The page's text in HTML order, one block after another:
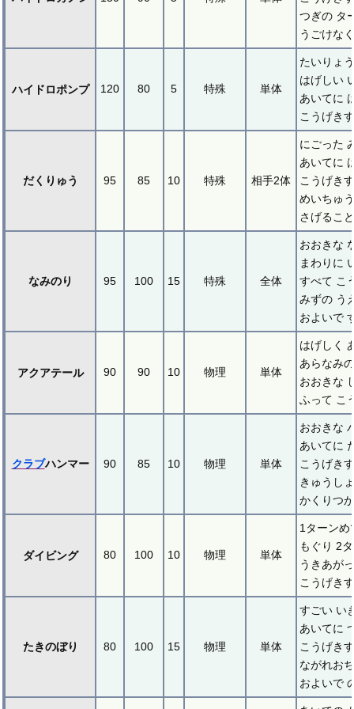
つぎの タ
うごけな
ハイドロポンプ 120 80 5 特殊 単体
たいりょ
はげしい
あいてに
こうげき
だくりゅう 95 85 10 特殊 相手2体
にごった
あいてに
こうげき
めいちゅ
さげるこ
なみのり 95 100 15 特殊 全体
おおきな
まわりに
すべて こ
みずの う
およいで
アクアテール 90 90 10 物理 単体
はげしく
あらなみ
おおきな
ふって こ
クラブハンマー 90 85 10 物理 単体
おおきな
あいてに
こうげき
きゅうし
かくりつ
ダイビング 80 100 10 物理 単体
1ターンめ
もぐり 2
うきあが
こうげき
たきのぼり 80 100 15 物理 単体
すごい い
あいてに
こうげき
ながれお
およいで